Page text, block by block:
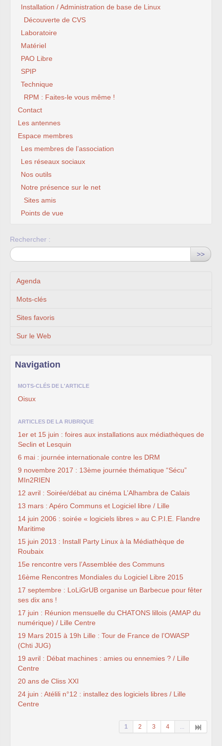
Installation / Administration de base de Linux
Découverte de CVS
Laboratoire
Matériel
PAO Libre
SPIP
Technique
RPM : Faites-le vous même !
Contact
Les antennes
Espace membres
Les membres de l’association
Les réseaux sociaux
Nos outils
Notre présence sur le net
Sites amis
Points de vue
Rechercher :
>>
Agenda
Mots-clés
Sites favoris
Sur le Web
Navigation
MOTS-CLÉS DE L'ARTICLE
Oisux
ARTICLES DE LA RUBRIQUE
1er et 15 juin : foires aux installations aux médiathèques de
Seclin et Lesquin
6 mai : journée internationale contre les DRM
9 novembre 2017 : 13ème journée thématique “Sécu”
MIn2RIEN
12 avril : Soirée/débat au cinéma L’Alhambra de Calais
13 mars : Apéro Communs et Logiciel libre / Lille
14 juin 2006 : soirée « logiciels libres » au C.P.I.E. Flandre
Maritime
15 juin 2013 : Install Party Linux à la Médiathèque de
Roubaix
15e rencontre vers l’Assemblée des Communs
16ème Rencontres Mondiales du Logiciel Libre 2015
17 septembre : LoLiGrUB organise un Barbecue pour fêter
ses dix ans !
17 juin : Réunion mensuelle du CHATONS lillois (AMAP du
numérique) / Lille Centre
19 Mars 2015 à 19h Lille : Tour de France de l’OWASP
(Chti JUG)
19 avril : Débat machines : amies ou ennemies ? / Lille
Centre
20 ans de Cliss XXI
24 juin : Atélili n°12 : installez des logiciels libres / Lille
Centre
1 2 3 4 ...